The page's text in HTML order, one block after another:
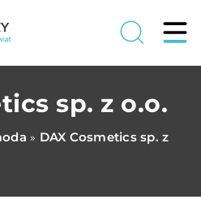
sp. z o.o.
» DAX Cosmetics sp. z